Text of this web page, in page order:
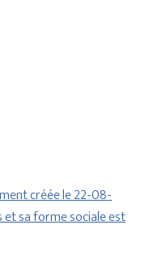
créée le 22-08-
et sa forme sociale est